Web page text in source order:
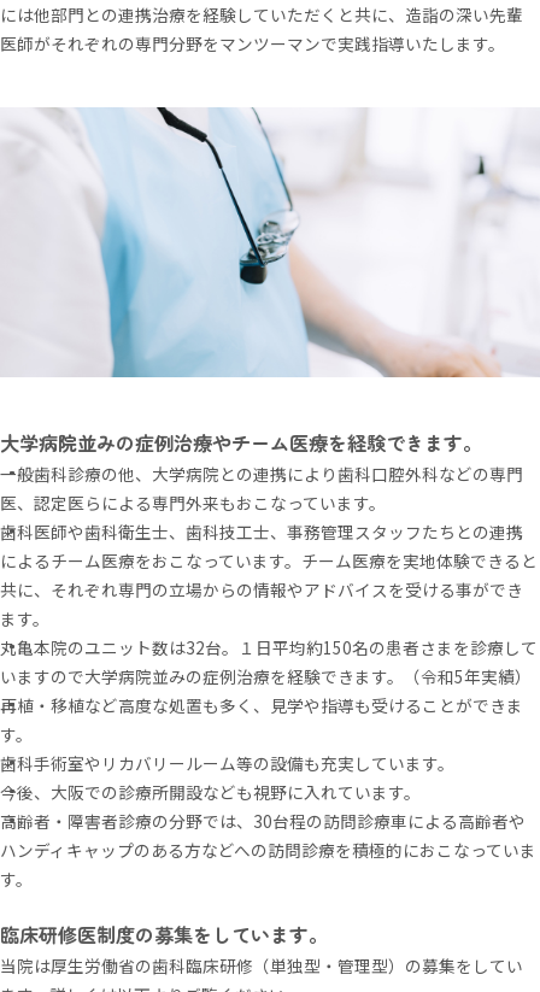
には他部門との連携治療を経験していただくと共に、造詣の深い先輩
医師がそれぞれの専門分野をマンツーマンで実践指導いたします。
大学病院並みの症例治療やチーム医療を経験できます。
一般歯科診療の他、大学病院との連携により歯科口腔外科などの専門
医、認定医らによる専門外来もおこなっています。
歯科医師や歯科衛生士、歯科技工士、事務管理スタッフたちとの連携
によるチーム医療をおこなっています。チーム医療を実地体験できると
共に、それぞれ専門の立場からの情報やアドバイスを受ける事ができ
ます。
丸亀本院のユニット数は32台。１日平均約150名の患者さまを診療して
いますので大学病院並みの症例治療を経験できます。（令和5年実績）
再植・移植など高度な処置も多く、見学や指導も受けることができま
す。
歯科手術室やリカバリールーム等の設備も充実しています。
今後、大阪での診療所開設なども視野に入れています。
高齢者・障害者診療の分野では、30台程の訪問診療車による高齢者や
ハンディキャップのある方などへの訪問診療を積極的におこなっていま
す。
臨床研修医制度の募集をしています。
当院は厚生労働省の歯科臨床研修（単独型・管理型）の募集をしてい